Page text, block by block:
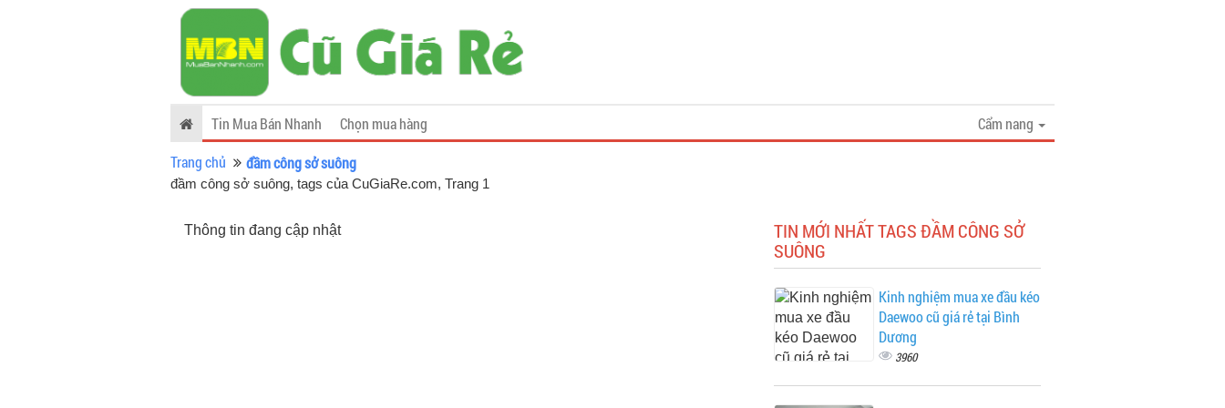
Cẩm nang
Tin Mua Bán Nhanh
Chọn mua hàng
Trang chủ
đầm công sở suông
đầm công sở suông, tags của CuGiaRe.com, Trang 1
Thông tin đang cập nhật
TIN MỚI NHẤT TAGS ĐẦM CÔNG SỞ
SUÔNG
Kinh nghiệm mua xe đầu kéo
Daewoo cũ giá rẻ tại Bình
Dương
3960